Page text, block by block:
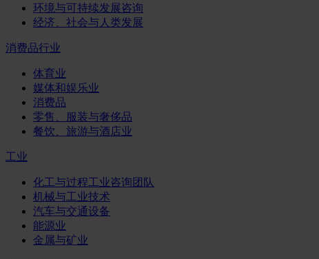
环境与可持续发展咨询
经济、社会与人类发展
消费品行业
体育业
媒体和娱乐业
消费品
零售、服装与奢侈品
餐饮、旅游与酒店业
工业
化工与过程工业咨询团队
机械与工业技术
汽车与交通设备
能源业
金属与矿业